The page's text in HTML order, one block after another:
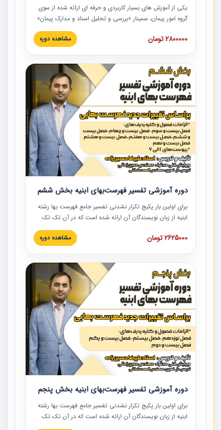
یکی از آموزش‏‏‏‏‏‏ های بسیار کاربردی و حرفه‏ ای ارائه شده از سوی
گروه امور پیمان، سمینار «بررسی و تحلیل اسناد و مدارک پیمان»
است که در دانشگاه صنعتی شریف ارائه شد. در این آموزش
نکات کلیدی مربوط به اسناد و مدارک پیمان، اولویت بندی اسناد
پیمان به همراه تجربیات عملی در این خصوص ارائه شده است.
2800000 تومان مشاهده دوره
دوره آموزشی تفسیر فهرست‌بهای ابنیه بخش ششم
برای اولین بار پکیج تکرار نشدنی تفسیر جامع فهرست بها رشته
ابنیه از زبان نویسندگان آن ارائه شده است که در آن تک تک
ردیف ها و مطالب فهرست بها تفسیر و ارائه شده است. این
دوره به صورت کامل تصویری بوده و به همراه تصاویر عملیات
دوره با کلام مهندس علیرضاحسین‌زاده مدیر پروژه مهندسی
مشاور در امر بازنگری فهرست بها رشته ابنیه ارائه شده و به تمام
همکارانی که در حوزه صنعت ساخت در حال فعالیت هستند حتما
توصیه می کنیم از مطالب این دوره استفاده نمایند.
2625000 تومان مشاهده دوره
دوره آموزشی تفسیر فهرست‌بهای ابنیه بخش پنجم
برای اولین بار پکیج تکرار نشدنی تفسیر جامع فهرست بها رشته
ابنیه از زبان نویسندگان آن ارائه شده است که در آن تک تک
ردیف ها و مطالب فهرست بها تفسیر و ارائه شده است. این